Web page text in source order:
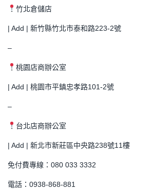
竹北倉儲店
| Add | 新竹縣竹北市泰和路223-2號
–
桃園店商辦公室
| Add | 桃園市平鎮忠孝路101-2號
–
台北店商辦公室
| Add | 新北市新莊區中央路238號11樓
免付費專線：080 033 3332
電話：0938-868-881